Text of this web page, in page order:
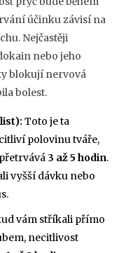
účinku závisí na
Nejčastěji
nebo jeho
blokují nervová
bolest.
Toto je ta
polovinu tváře,
3 až 5 hodin.
vyšší dávku nebo
vám stříkali přímo
necitlivost